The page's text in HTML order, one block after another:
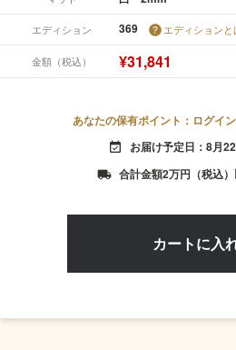
エディション 369 エディションと
金額（税込） ¥31,841
あなたの保有ポイント：ログイ
event_available お届け予定日：8月
local_shipping 合計金額2万円（税込